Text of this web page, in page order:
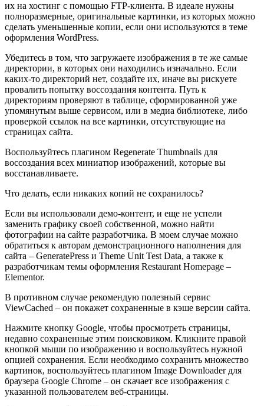
их на хостинг с помощью FTP-клиента. В идеале нужны
полноразмерные, оригинальные картинки, из которых можно
сделать уменьшенные копии, если они используются в теме
оформления WordPress.
Убедитесь в том, что загружаете изображения в те же самые
директории, в которых они находились изначально. Если
каких-то директорий нет, создайте их, иначе вы рискуете
провалить попытку воссоздания контента. Путь к
директориям проверяют в таблице, сформированной уже
упомянутым выше сервисом, или в медиа библиотеке, либо
проверкой ссылок на все картинки, отсутствующие на
страницах сайта.
Воспользуйтесь плагином Regenerate Thumbnails для
воссоздания всех миниатюр изображений, которые вы
восстанавливаете.
Что делать, если никаких копий не сохранилось?
Если вы использовали демо-контент, и еще не успели
заменить графику своей собственной, можно найти
фотографии на сайте разработчика. В моем случае можно
обратиться к авторам демонстрационного наполнения для
сайта – GeneratePress и Theme Unit Test Data, а также к
разработчикам темы оформления Restaurant Homepage –
Elementor.
В противном случае рекомендую полезный сервис
ViewCached – он покажет сохраненные в кэше версии сайта.
Нажмите кнопку Google, чтобы просмотреть страницы,
недавно сохраненные этим поисковиком. Кликните правой
кнопкой мыши по изображению и воспользуйтесь нужной
опцией сохранения. Если необходимо сохранить множество
картинок, воспользуйтесь плагином Image Downloaderдля
браузера Google Chrome – он скачает все изображения с
указанной пользователем веб-страницы.